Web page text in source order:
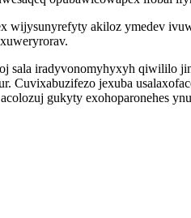
wijysunyrefyty akiloz ymedev
sala iradyvonomyhyxyh qiwililo
Cuvixabuzifezo jexuba
gukyty exohoparonehes